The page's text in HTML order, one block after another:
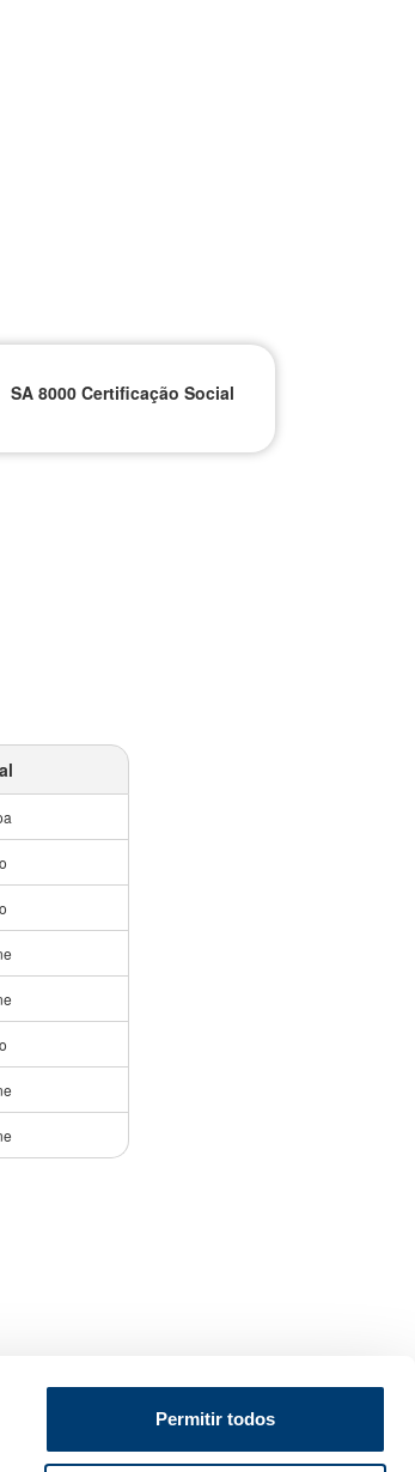
Permitir todos
SA 8000 Certificação Social